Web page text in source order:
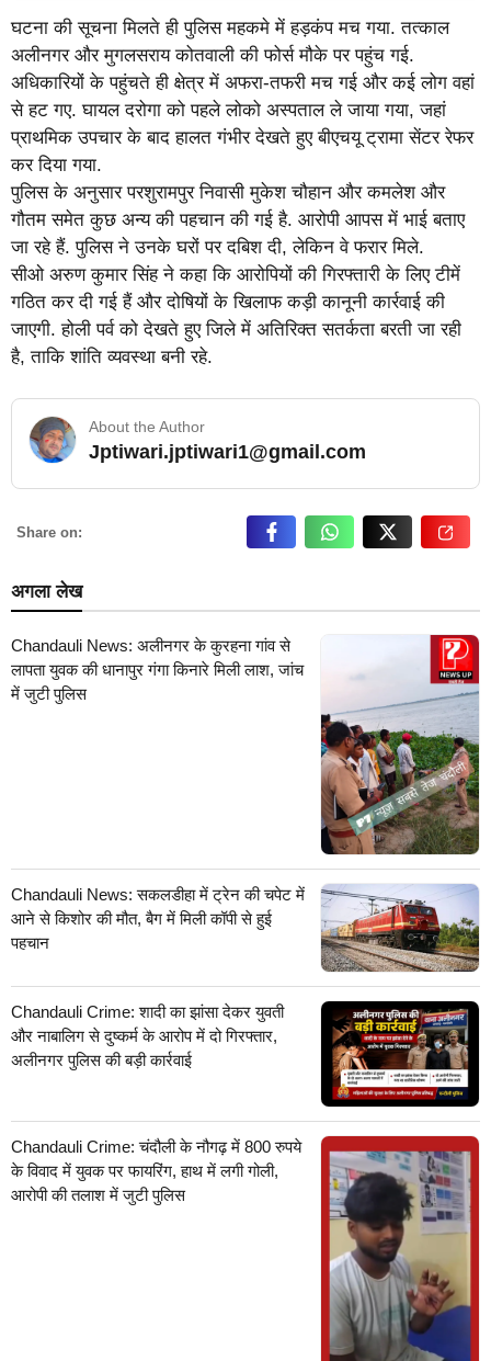
घटना की सूचना मिलते ही पुलिस महकमे में हड़कंप मच गया. तत्काल
अलीनगर और मुगलसराय कोतवाली की फोर्स मौके पर पहुंच गई.
अधिकारियों के पहुंचते ही क्षेत्र में अफरा-तफरी मच गई और कई लोग वहां
से हट गए. घायल दरोगा को पहले लोको अस्पताल ले जाया गया, जहां
प्राथमिक उपचार के बाद हालत गंभीर देखते हुए बीएचयू ट्रामा सेंटर रेफर
कर दिया गया.
पुलिस के अनुसार परशुरामपुर निवासी मुकेश चौहान और कमलेश और
गौतम समेत कुछ अन्य की पहचान की गई है. आरोपी आपस में भाई बताए
जा रहे हैं. पुलिस ने उनके घरों पर दबिश दी, लेकिन वे फरार मिले.
सीओ अरुण कुमार सिंह ने कहा कि आरोपियों की गिरफ्तारी के लिए टीमें
गठित कर दी गई हैं और दोषियों के खिलाफ कड़ी कानूनी कार्रवाई की
जाएगी. होली पर्व को देखते हुए जिले में अतिरिक्त सतर्कता बरती जा रही
है, ताकि शांति व्यवस्था बनी रहे.
About the Author
Jptiwari.jptiwari1@gmail.com… Read More
Share on:
अगला लेख
Chandauli News: अलीनगर के कुरहना गांव से
लापता युवक की धानापुर गंगा किनारे मिली लाश, जांच
में जुटी पुलिस
Chandauli News: सकलडीहा में ट्रेन की चपेट में
आने से किशोर की मौत, बैग में मिली कॉपी से हुई
पहचान
Chandauli Crime: शादी का झांसा देकर युवती
और नाबालिग से दुष्कर्म के आरोप में दो गिरफ्तार,
अलीनगर पुलिस की बड़ी कार्रवाई
Chandauli Crime: चंदौली के नौगढ़ में 800 रुपये
के विवाद में युवक पर फायरिंग, हाथ में लगी गोली,
आरोपी की तलाश में जुटी पुलिस